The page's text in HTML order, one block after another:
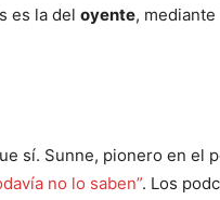
es la del oyente,
sí. Sunne, pionero en el
no lo saben”. Los